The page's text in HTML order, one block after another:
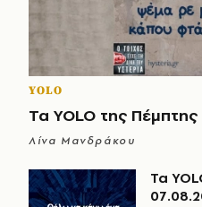
YOLO
Τα YOLO της
Λίνα Μανδράκου
Τα